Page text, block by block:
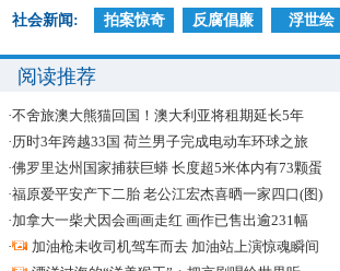
社会新闻: 拍案惊奇 反腐倡廉 浮世绘
阅读推荐
·不舍旅澳大熊猫回国！澳大利亚将租期延长5年
·历时3年跨越33国 荷兰男子完成电动车环球之旅
·佛罗里达州国家捕获巨蟒 长度超5米体内有73颗蛋
·福原爱平安产下二胎 老公江宏杰喜晒一家四口(图)
·加拿大一柴犬因会画画走红 画作已售出逾231幅
·
加油枪未收司机驾车而去 加油站上演惊魂瞬间